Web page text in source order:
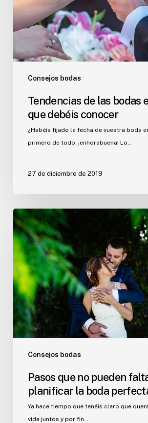
Consejos bodas
que
debéis
Tendencias de las bodas
que debéis conocer
¿Habéis fijado la fecha de vuestra boda
primero de todo, ¡enhorabuena! Lo…
27 de diciembre de 2019
Consejos bodas
Pasos
que
no
pueden
faltar
para
planificar
la
boda
perfecta
Pasos que no pueden
planificar la boda
Ya hace tiempo que tenéis claro que
vida juntos y por fin…